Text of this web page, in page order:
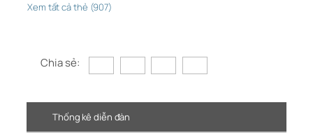
Xem tất cả thẻ (907)
Chia sẻ:
Thống kê diễn đàn